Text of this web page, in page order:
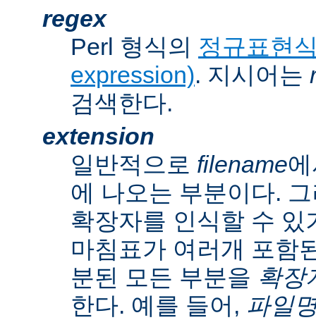
regex
Perl 형식의 정규표현
expression). 지시어는
검색한다.
extension
일반적으로 filename
에 나오는 부분이다.
확장자를 인식할 수
마침표가 여러개 포함
분된 모든 부분을 확장
한다. 예를 들어, 파일